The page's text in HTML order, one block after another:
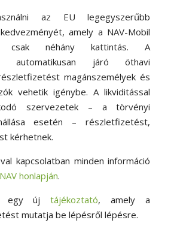
az EU legegyszerűbb
amely a NAV-Mobil
csak néhány kattintás. A
automatikusan járó öthavi
magánszemélyek és
vehetik igénybe. A likviditással
szervezetek – a törvényi
esetén – részletfizetést,
kérhetnek.
kapcsolatban minden információ
NAV honlapján.
egy újtájékoztató, amely a
mutatja be lépésről lépésre.